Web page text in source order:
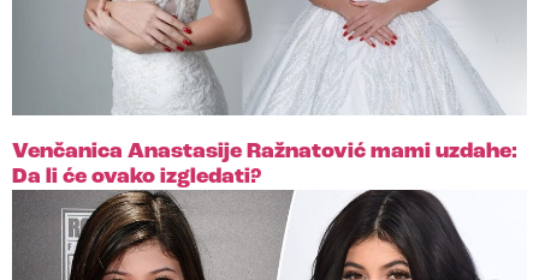
Venčanica Anastasije Ražnatović mami uzdahe:
Da li će ovako izgledati?